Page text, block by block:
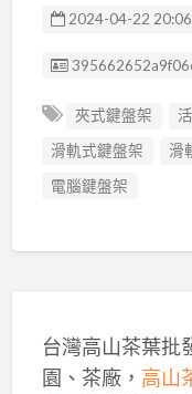
2024-04-22 20:06
廣告编號
夾式鍵盤架
滑軌式鍵盤架
滑
電腦鍵盤架
台灣高山茶葉批
園、茶廠， 高山